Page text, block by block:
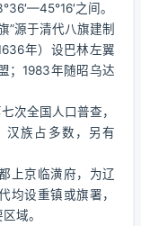
之间。
”源于清代八旗建制
年）设巴林左翼
；1983年随昭乌达
次全国人口普查，
汉族占多数，另有
上京临潢府，为辽
均设重镇或旗署，
域。